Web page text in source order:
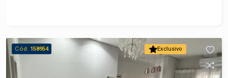
Exclusivo
Cód. 158954